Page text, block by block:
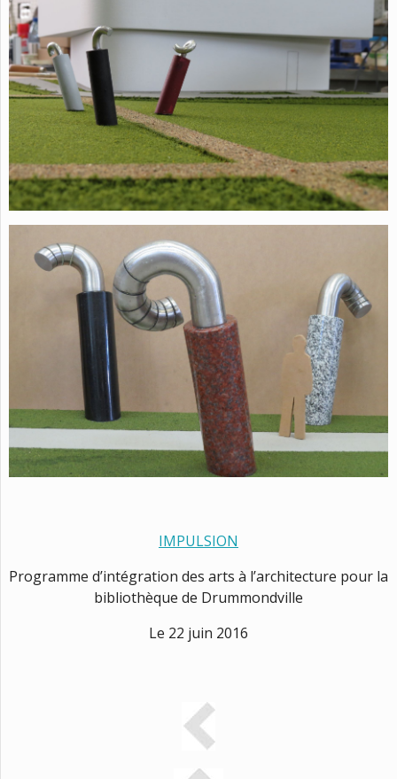
IMPULSION
Programme d’intégration des arts à l’architecture pour la
bibliothèque de Drummondville
Le 22 juin 2016